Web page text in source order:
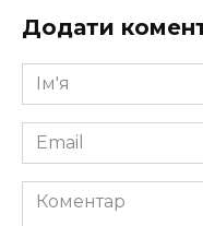
Додати
Ім'я
*
Email
*
Коментар